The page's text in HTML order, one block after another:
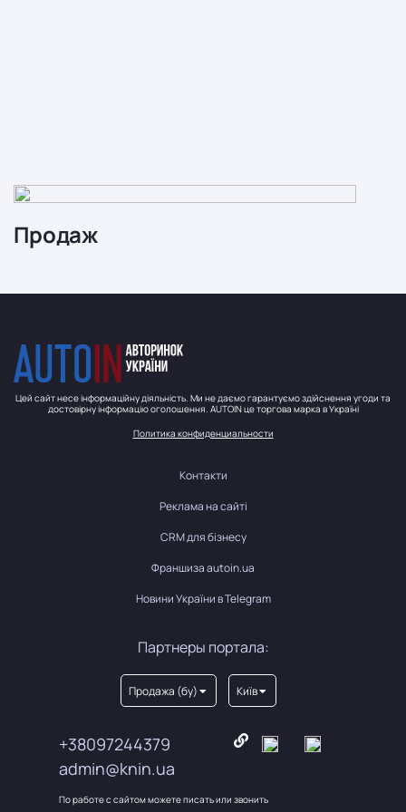
Продаж
Цей сайт несе інформаційну діяльність. Ми не даємо гарантуємо здійснення угоди та
достовірну інформацію оголошення. AUTOIN це торгова марка в Україні
Политика конфиденциальности
Контакти
Реклама на сайті
CRM для бізнесу
Франшиза autoin.ua
Новини України в Telegram
Партнеры портала:
Продажа (бу) Київ
+38097244379
admin@knin.ua
По работе с сайтом можете писать или звонить